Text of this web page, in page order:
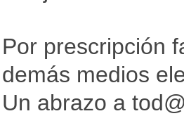
Por prescripción
demás medios
Un abrazo a